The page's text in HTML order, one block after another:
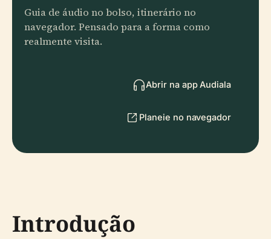
Guia de áudio no bolso, itinerário no
navegador. Pensado para a forma como
realmente visita.
Abrir na app Audiala
Planeie no navegador
Introdução